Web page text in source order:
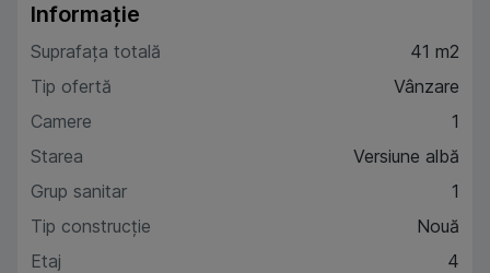
Informație
Suprafața totală
41 m2
Tip ofertă
Vânzare
Camere
1
Starea
Versiune albă
Grup sanitar
1
Tip construcție
Nouă
Etaj
4